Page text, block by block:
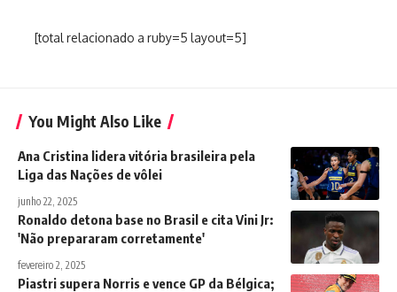
[total relacionado a ruby=5 layout=5]
You Might Also Like
Ana Cristina lidera vitória brasileira pela
Liga das Nações de vôlei
junho 22, 2025
Ronaldo detona base no Brasil e cita Vini Jr:
'Não prepararam corretamente'
fevereiro 2, 2025
Piastri supera Norris e vence GP da Bélgica;